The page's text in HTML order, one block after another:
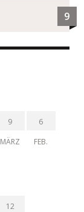
9
9
MÄRZ
6
FEB.
12